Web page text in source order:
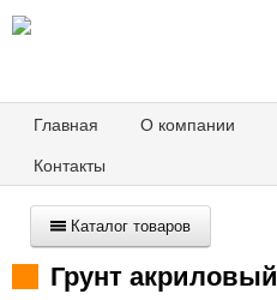
Главная О компании
Контакты
Каталог товаров
Грунт акриловый